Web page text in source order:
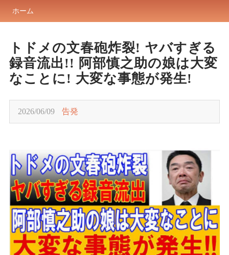
ホーム
トドメの文春砲炸裂! ヤバすぎる
録音流出!! 阿部慎之助の娘は大変
なことに! 大変な事態が発生!
2026/06/09 告発